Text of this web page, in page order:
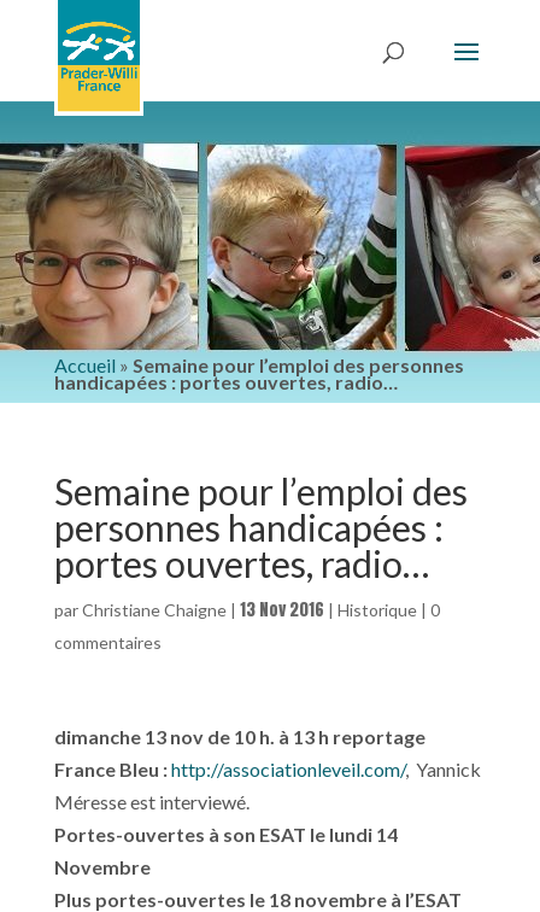
Accueil » Semaine pour l’emploi des personnes
handicapées : portes ouvertes, radio…
Semaine pour l’emploi des
personnes handicapées :
portes ouvertes, radio…
parChristiane Chaigne| 13 Nov 2016 | Historique| 0
commentaires
dimanche 13 nov de 10 h. à 13 h reportage
France Bleu :http://associationleveil.com/, Yannick
Méresse est interviewé.
Portes-ouvertes à son ESAT lelundi 14
Novembre
Plus portes-ouvertes le 18 novembre à l’ESAT